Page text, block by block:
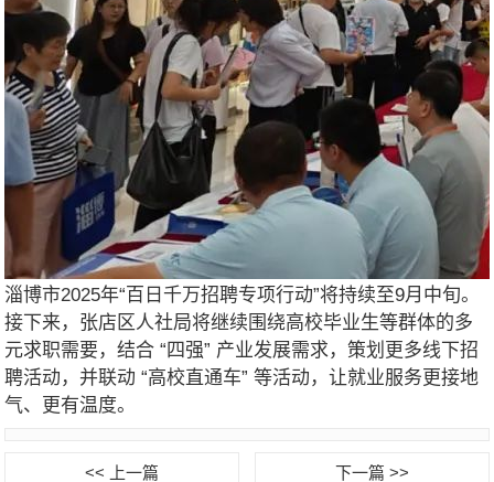
淄博市2025年“百日千万招聘专项行动”将持续至9月中旬。
接下来，张店区人社局将继续围绕高校毕业生等群体的多
元求职需要，结合 “四强” 产业发展需求，策划更多线下招
聘活动，并联动 “高校直通车” 等活动，让就业服务更接地
气、更有温度。
<< 上一篇 下一篇 >>